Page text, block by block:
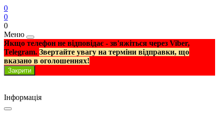
0
0
0
Меню
Якщо телефон не відповідає - зв'яжіться через Viber,
Telegram. Звертайте увагу на терміни відправки, що
вказано в оголошеннях!
Закрити
Інформація